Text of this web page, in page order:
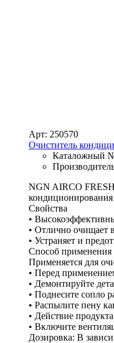
Арт: 250570
Очиститель
Каталожный
NGN AIRCO
Свойства
•
• Отлично очищает
• Устраняет и
Способ применения
Применяется для
• Перед
• Демонтируйте
• Поднесите сопло
• Распылите пену
• Действие
• Включите
Дозировка: В